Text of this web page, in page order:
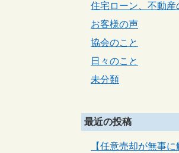
住宅ローン、不動産
お客様の声
協会のこと
日々のこと
未分類
最近の投稿
【任意売却が無事に